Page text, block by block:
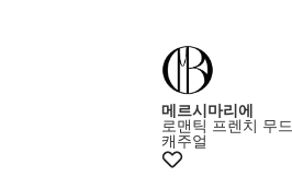
메르시마리에
로맨틱 프렌치 무드
캐주얼